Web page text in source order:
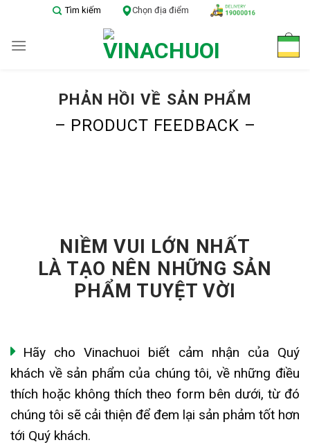
content
Tìm kiếm Chọn địa điểm
PHẢN HỒI VỀ SẢN PHẨM
– PRODUCT FEEDBACK –
NIỀM VUI LỚN NHẤT
LÀ TẠO NÊN NHỮNG SẢN
PHẨM TUYỆT VỜI
Hãy cho Vinachuoi biết cảm nhận của Quý
khách về sản phẩm của chúng tôi, về những điều
thích hoặc không thích theo form bên dưới, từ đó
chúng tôi sẽ cải thiện để đem lại sản phảm tốt hơn
tới Quý khách.